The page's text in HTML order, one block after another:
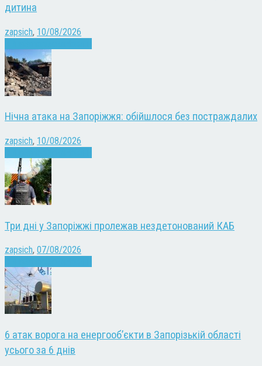
дитина
zapsich, 10/08/2026
Нічна атака на Запоріжжя: обійшлося без постраждалих
zapsich, 10/08/2026
Три дні у Запоріжжі пролежав нездетонований КАБ
zapsich, 07/08/2026
6 атак ворога на енергооб’єкти в Запорізькій області
усього за 6 днів